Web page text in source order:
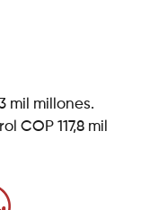
mil millones.
COP 117,8 mil